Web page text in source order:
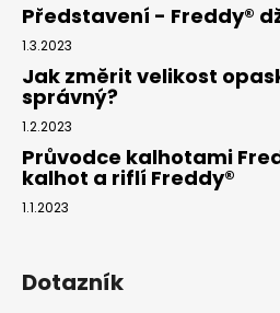
Představení - Freddy®
1.3.2023
Jak změrit velikost
správný?
1.2.2023
Průvodce kalhotami
kalhot a riflí Freddy®
1.1.2023
Dotazník